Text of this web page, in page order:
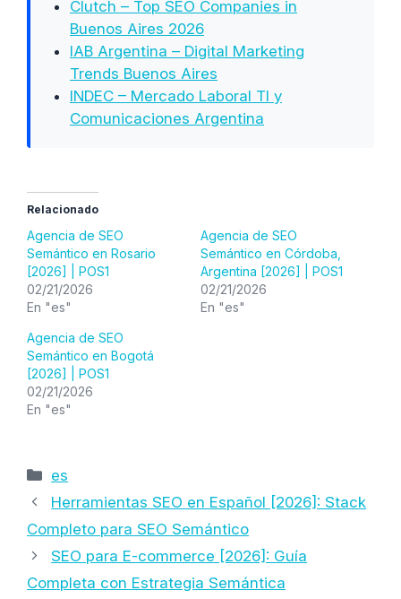
Clutch – Top SEO Companies in
Buenos Aires 2026
IAB Argentina – Digital Marketing
Trends Buenos Aires
INDEC – Mercado Laboral TI y
Comunicaciones Argentina
Relacionado
Agencia de SEO
Semántico en Rosario
[2026] | POS1
02/21/2026
En "es"
Agencia de SEO
Semántico en Córdoba,
Argentina [2026] | POS1
02/21/2026
En "es"
Agencia de SEO
Semántico en Bogotá
[2026] | POS1
02/21/2026
En "es"
Categorías
es
Herramientas SEO en Español [2026]: Stack
Completo para SEO Semántico
SEO para E-commerce [2026]: Guía
Completa con Estrategia Semántica